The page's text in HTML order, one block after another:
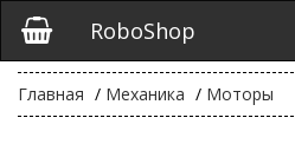
RoboShop
Главная Механика Моторы